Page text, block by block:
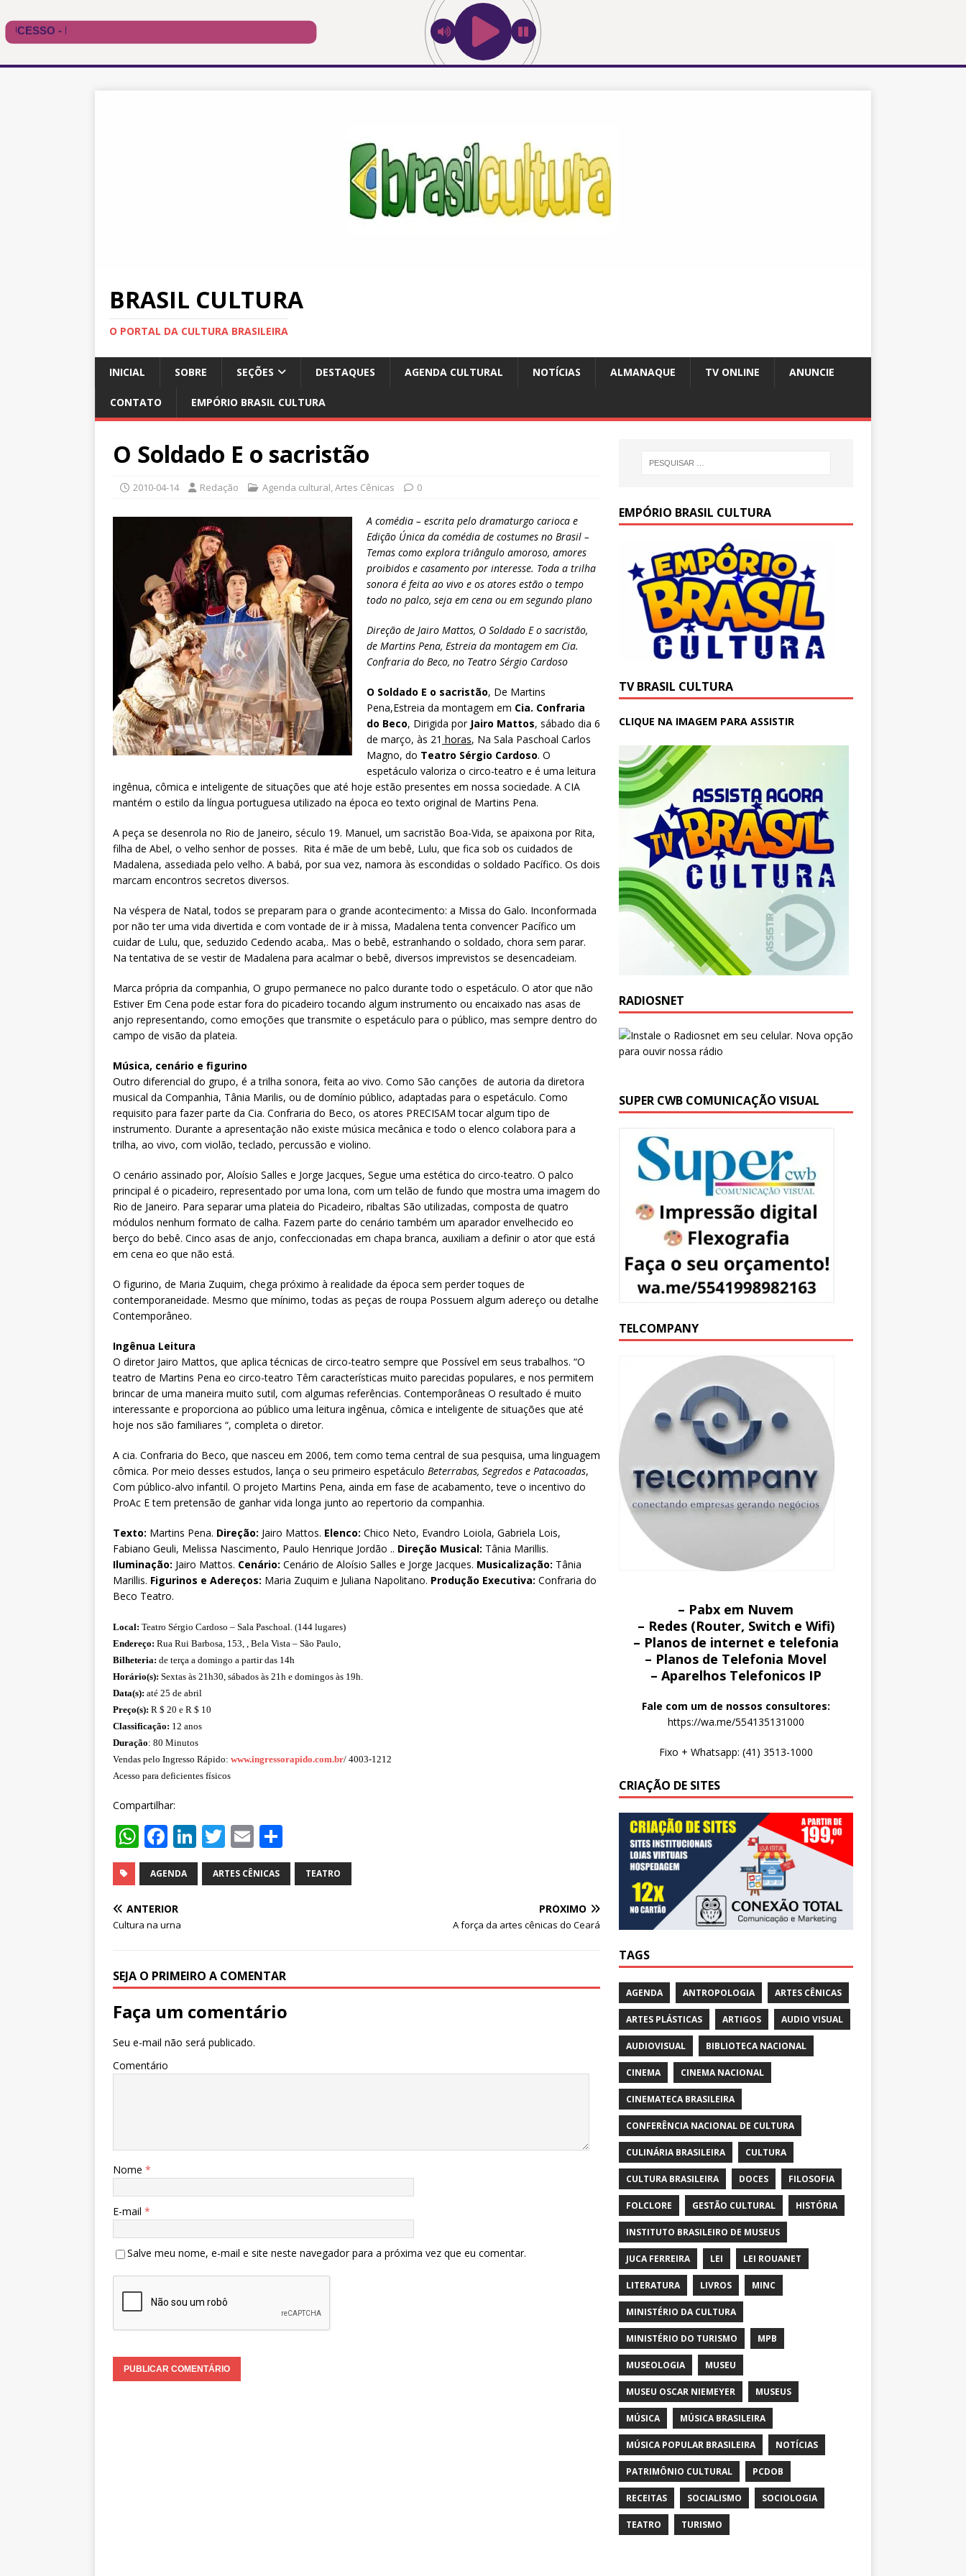
BRASIL CULTURA
O PORTAL DA CULTURA BRASILEIRA
INICIAL SOBRE SEÇÕES DESTAQUES AGENDA CULTURAL NOTÍCIAS ALMANAQUE TV ONLINE ANUNCIE
CONTATO EMPÓRIO BRASIL CULTURA
O Soldado E o sacristão
2010-04-14 Redação Agenda cultural,Artes Cênicas 0
A comédia – escrita pelo dramaturgo carioca e
Edição Única da comédia de costumes no Brasil –
Temas como explora triângulo amoroso, amores
proibidos e casamento por interesse. Toda a trilha
sonora é feita ao vivo e os atores estão o tempo
todo no palco, seja em cena ou em segundo plano
Direção de Jairo Mattos, O Soldado E o sacristão,
de Martins Pena, Estreia da montagem em Cia.
Confraria do Beco, no Teatro Sérgio Cardoso
O Soldado E o sacristão, De Martins
Pena,Estreia da montagem em Cia. Confraria
do Beco, Dirigida por Jairo Mattos, sábado dia 6
de março, às 21 horas, Na Sala Paschoal Carlos
Magno, do Teatro Sérgio Cardoso. O
espetáculo valoriza o circo-teatro e é uma leitura
ingênua, cômica e inteligente de situações que até hoje estão presentes em nossa sociedade. A CIA
mantém o estilo da língua portuguesa utilizado na época eo texto original de Martins Pena.
A peça se desenrola no Rio de Janeiro, século 19. Manuel, um sacristão Boa-Vida, se apaixona por Rita,
filha de Abel, o velho senhor de posses. Rita é mãe de um bebê, Lulu, que fica sob os cuidados de
Madalena, assediada pelo velho. A babá, por sua vez, namora às escondidas o soldado Pacífico. Os dois
marcam encontros secretos diversos.
Na véspera de Natal, todos se preparam para o grande acontecimento: a Missa do Galo. Inconformada
por não ter uma vida divertida e com vontade de ir à missa, Madalena tenta convencer Pacífico um
cuidar de Lulu, que, seduzido Cedendo acaba,. Mas o bebê, estranhando o soldado, chora sem parar.
Na tentativa de se vestir de Madalena para acalmar o bebê, diversos imprevistos se desencadeiam.
Marca própria da companhia, O grupo permanece no palco durante todo o espetáculo. O ator que não
Estiver Em Cena pode estar fora do picadeiro tocando algum instrumento ou encaixado nas asas de
anjo representando, como emoções que transmite o espetáculo para o público, mas sempre dentro do
campo de visão da plateia.
Música, cenário e figurino
Outro diferencial do grupo, é a trilha sonora, feita ao vivo. Como São canções de autoria da diretora
musical da Companhia, Tânia Marilis, ou de domínio público, adaptadas para o espetáculo. Como
requisito para fazer parte da Cia. Confraria do Beco, os atores PRECISAM tocar algum tipo de
instrumento. Durante a apresentação não existe música mecânica e todo o elenco colabora para a
trilha, ao vivo, com violão, teclado, percussão e violino.
O cenário assinado por, Aloísio Salles e Jorge Jacques, Segue uma estética do circo-teatro. O palco
principal é o picadeiro, representado por uma lona, com um telão de fundo que mostra uma imagem do
Rio de Janeiro. Para separar uma plateia do Picadeiro, ribaltas São utilizadas, composta de quatro
módulos nenhum formato de calha. Fazem parte do cenário também um aparador envelhecido eo
berço do bebê. Cinco asas de anjo, confeccionadas em chapa branca, auxiliam a definir o ator que está
em cena eo que não está.
O figurino, de Maria Zuquim, chega próximo à realidade da época sem perder toques de
contemporaneidade. Mesmo que mínimo, todas as peças de roupa Possuem algum adereço ou detalhe
Contemporâneo.
Ingênua Leitura
O diretor Jairo Mattos, que aplica técnicas de circo-teatro sempre que Possível em seus trabalhos. “O
teatro de Martins Pena eo circo-teatro Têm características muito parecidas populares, e nos permitem
brincar de uma maneira muito sutil, com algumas referências. Contemporâneas O resultado é muito
interessante e proporciona ao público uma leitura ingênua, cômica e inteligente de situações que até
hoje nos são familiares “, completa o diretor.
A cia. Confraria do Beco, que nasceu em 2006, tem como tema central de sua pesquisa, uma linguagem
cômica. Por meio desses estudos, lança o seu primeiro espetáculo Beterrabas, Segredos e Patacoadas,
Com público-alvo infantil. O projeto Martins Pena, ainda em fase de acabamento, teve o incentivo do
ProAc E tem pretensão de ganhar vida longa junto ao repertorio da companhia.
Texto: Martins Pena. Direção: Jairo Mattos. Elenco: Chico Neto, Evandro Loiola, Gabriela Lois,
Fabiano Geuli, Melissa Nascimento, Paulo Henrique Jordão .. Direção Musical: Tânia Marillis.
Iluminação: Jairo Mattos. Cenário: Cenário de Aloísio Salles e Jorge Jacques. Musicalização: Tânia
Marillis. Figurinos e Adereços: Maria Zuquim e Juliana Napolitano. Produção Executiva: Confraria do
Beco Teatro.
Local: Teatro Sérgio Cardoso – Sala Paschoal. (144 lugares)
Endereço: Rua Rui Barbosa, 153, , Bela Vista – São Paulo,
Bilheteria: de terça a domingo a partir das 14h
Horário(s): Sextas às 21h30, sábados às 21h e domingos às 19h.
Data(s): até 25 de abril
Preço(s): R $ 20 e R $ 10
Classificação: 12 anos
Duração: 80 Minutos
Vendas pelo Ingresso Rápido: www.ingressorapido.com.br/ 4003-1212
Acesso para deficientes físicos
Compartilhar:
W
h
at
s
A
p
F
a
c
e
b
o
k
Li
n
k
T
w
it
E
m
ai
h
ar
AGENDA ARTES CÊNICAS TEATRO
ANTERIOR
Cultura na urna
PRÓXIMO
A força da artes cênicas do Ceará
SEJA O PRIMEIRO A COMENTAR
Faça um comentário
Seu e-mail não será publicado.
Comentário
Nome *
E-mail *
Salve meu nome, e-mail e site neste navegador para a próxima vez que eu comentar.
EMPÓRIO BRASIL CULTURA
TV BRASIL CULTURA
CLIQUE NA IMAGEM PARA ASSISTIR
RADIOSNET
SUPER CWB COMUNICAÇÃO VISUAL
TELCOMPANY
– Pabx em Nuvem
– Redes (Router, Switch e Wifi)
– Planos de internet e telefonia
– Planos de Telefonia Movel
– Aparelhos Telefonicos IP
Fale com um de nossos consultores:
https://wa.me/554135131000
Fixo + Whatsapp: (41) 3513-1000
CRIAÇÃO DE SITES
TAGS
AGENDA ANTROPOLOGIA ARTES CÊNICAS
ARTES PLÁSTICAS ARTIGOS AUDIO VISUAL
AUDIOVISUAL BIBLIOTECA NACIONAL
CINEMA CINEMA NACIONAL
CINEMATECA BRASILEIRA
CONFERÊNCIA NACIONAL DE CULTURA
CULINÁRIA BRASILEIRA CULTURA
CULTURA BRASILEIRA DOCES FILOSOFIA
FOLCLORE GESTÃO CULTURAL HISTÓRIA
INSTITUTO BRASILEIRO DE MUSEUS
JUCA FERREIRA LEI LEI ROUANET
LITERATURA LIVROS MINC
MINISTÉRIO DA CULTURA
MINISTÉRIO DO TURISMO MPB
MUSEOLOGIA MUSEU
MUSEU OSCAR NIEMEYER MUSEUS
MÚSICA MÚSICA BRASILEIRA
MÚSICA POPULAR BRASILEIRA NOTÍCIAS
PATRIMÔNIO CULTURAL PCDOB
RECEITAS SOCIALISMO SOCIOLOGIA
TEATRO TURISMO